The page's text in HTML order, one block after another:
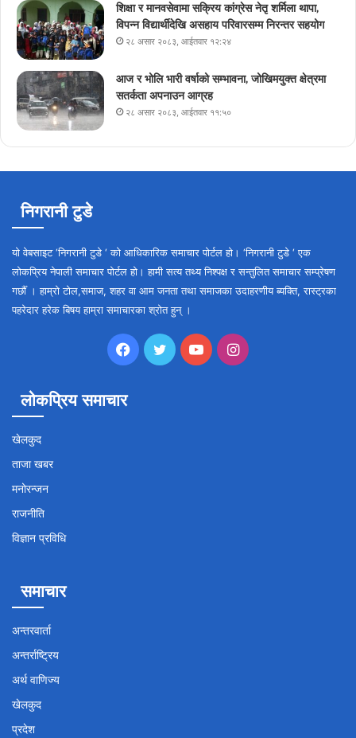
शिक्षा र मानवसेवामा सक्रिय कांग्रेस नेतृ शर्मिला थापा,
विपन्न विद्यार्थीदेखि असहाय परिवारसम्म निरन्तर सहयोग
२८ असार २०८३, आईतवार १२:२४
आज र भोलि भारी वर्षाको सम्भावना, जोखिमयुक्त क्षेत्रमा
सतर्कता अपनाउन आग्रह
२८ असार २०८३, आईतवार ११:५०
निगरानी टुडे
यो वेबसाइट ‘निगरानी टुडे ‘ को आधिकारिक समाचार पोर्टल हो। ‘निगरानी टुडे ‘ एक
लोकप्रिय नेपाली समाचार पोर्टल हो। हामी सत्य तथ्य निश्पक्ष र सन्तुलित समाचार सम्प्रेषण
गर्छौँ । हाम्रो टोल,समाज, शहर वा आम जनता तथा समाजका उदाहरणीय ब्यक्ति, रास्ट्रका
पहरेदार हरेक बिषय हाम्रा समाचारका श्रोत हुन् ।
Facebook
TwitterYouTubeInstagram
लोकप्रिय समाचार
खेलकुद
ताजा खबर
मनोरन्जन
राजनीति
विज्ञान प्रविधि
समाचार
अन्तरवार्ता
अन्तर्राष्ट्रिय
अर्थ वाणिज्य
खेलकुद
प्रदेश